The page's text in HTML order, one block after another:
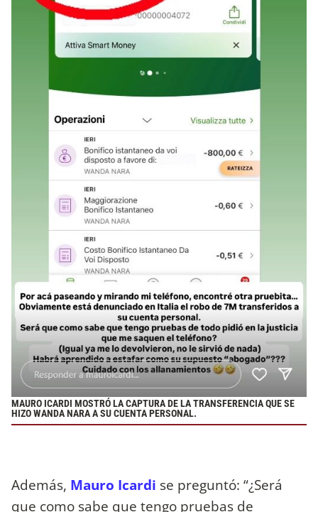
MAURO ICARDI MOSTRÓ LA CAPTURA DE LA TRANSFERENCIA QUE SE
HIZO WANDA NARA A SU CUENTA PERSONAL.
Además, Mauro Icardi se preguntó: “¿Será
que como sabe que tengo pruebas de